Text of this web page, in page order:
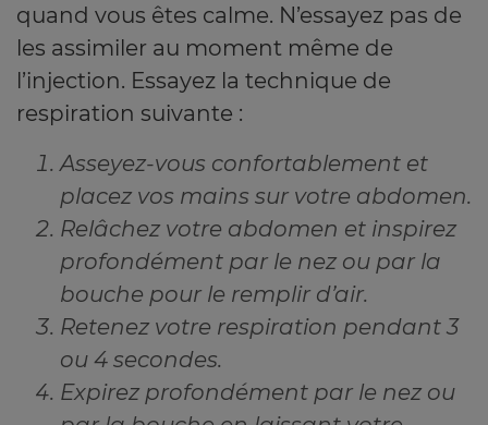
quand vous êtes calme. N’essayez pas de
les assimiler au moment même de
l’injection. Essayez la technique de
respiration suivante :
Asseyez-vous confortablement et
placez vos mains sur votre abdomen.
Relâchez votre abdomen et inspirez
profondément par le nez ou par la
bouche pour le remplir d’air.
Retenez votre respiration pendant 3
ou 4 secondes.
Expirez profondément par le nez ou